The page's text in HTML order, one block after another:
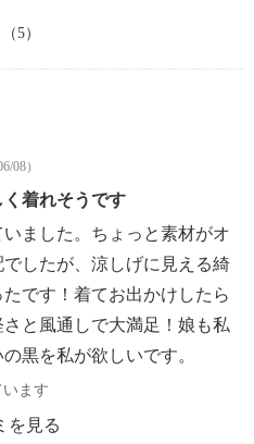
（5）
08）
着れそうです
ました。ちょっと素材がオ
したが、涼しげに見える綺
です！着てお出かけしたら
と風通しで大満足！娘も私
黒を私が欲しいです。
ます
を見る